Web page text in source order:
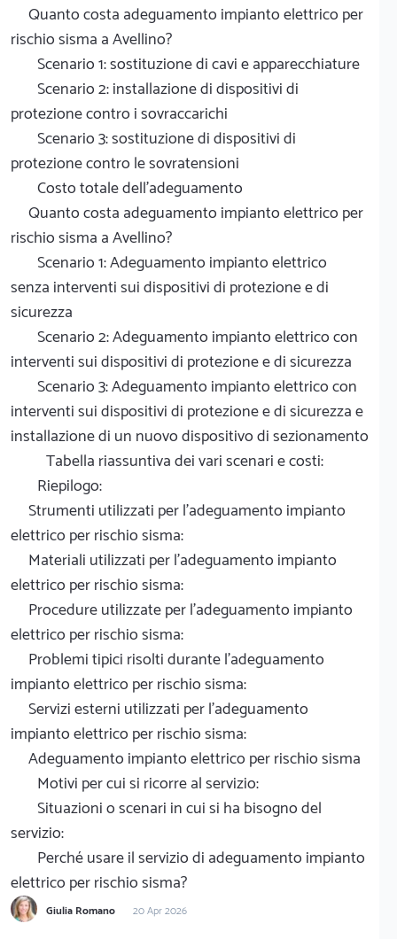
Quanto costa adeguamento impianto elettrico per
rischio sisma a Avellino?
Scenario 1: sostituzione di cavi e apparecchiature
Scenario 2: installazione di dispositivi di
protezione contro i sovraccarichi
Scenario 3: sostituzione di dispositivi di
protezione contro le sovratensioni
Costo totale dell'adeguamento
Quanto costa adeguamento impianto elettrico per
rischio sisma a Avellino?
Scenario 1: Adeguamento impianto elettrico
senza interventi sui dispositivi di protezione e di
sicurezza
Scenario 2: Adeguamento impianto elettrico con
interventi sui dispositivi di protezione e di sicurezza
Scenario 3: Adeguamento impianto elettrico con
interventi sui dispositivi di protezione e di sicurezza e
installazione di un nuovo dispositivo di sezionamento
Tabella riassuntiva dei vari scenari e costi:
Riepilogo:
Strumenti utilizzati per l'adeguamento impianto
elettrico per rischio sisma:
Materiali utilizzati per l'adeguamento impianto
elettrico per rischio sisma:
Procedure utilizzate per l'adeguamento impianto
elettrico per rischio sisma:
Problemi tipici risolti durante l'adeguamento
impianto elettrico per rischio sisma:
Servizi esterni utilizzati per l'adeguamento
impianto elettrico per rischio sisma:
Adeguamento impianto elettrico per rischio sisma
Motivi per cui si ricorre al servizio:
Situazioni o scenari in cui si ha bisogno del
servizio:
Perché usare il servizio di adeguamento impianto
elettrico per rischio sisma?
Giulia Romano 20 Apr 2026